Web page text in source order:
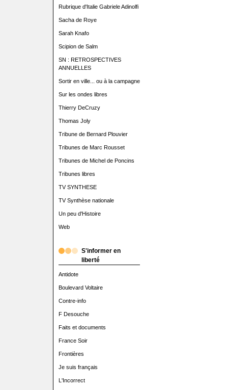
Rubrique d'Italie Gabriele Adinolfi
Sacha de Roye
Sarah Knafo
Scipion de Salm
SN : RETROSPECTIVES
ANNUELLES
Sortir en ville... ou à la campagne
Sur les ondes libres
Thierry DeCruzy
Thomas Joly
Tribune de Bernard Plouvier
Tribunes de Marc Rousset
Tribunes de Michel de Poncins
Tribunes libres
TV SYNTHESE
TV Synthèse nationale
Un peu d'Histoire
Web
S'informer en
liberté
Antidote
Boulevard Voltaire
Contre-info
F Desouche
Faits et documents
France Soir
Frontières
Je suis français
L'Incorrect